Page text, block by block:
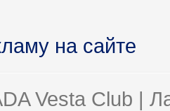
на сайте
Vesta Club |